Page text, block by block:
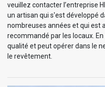
veuillez contacter l’entreprise
un artisan qui s'est développé
nombreuses années et qui est
recommandé par les locaux.
qualité et peut opérer dans le
le revêtement.